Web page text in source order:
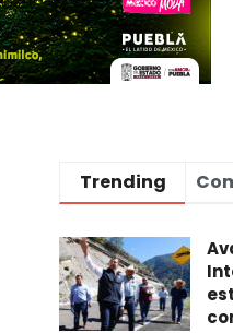
Trending